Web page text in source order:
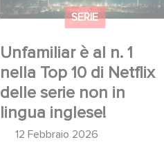
SERIE
Unfamiliar è al n. 1
nella Top 10 di Netflix
delle serie non in
lingua inglese!
12 Febbraio 2026